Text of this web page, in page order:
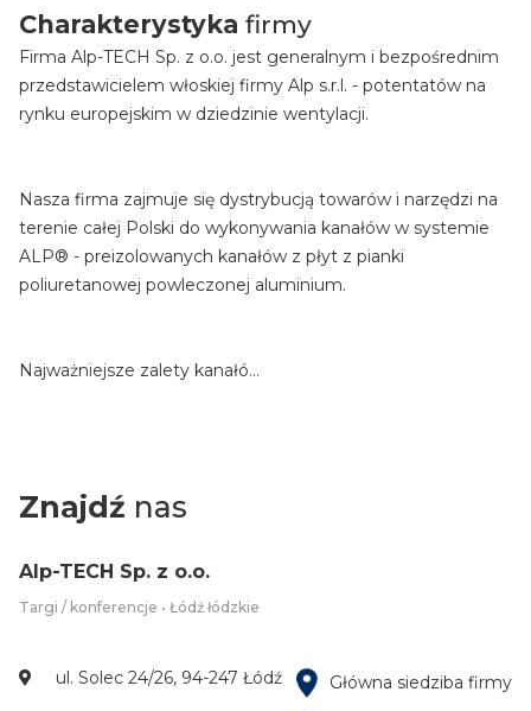
Charakterystyka firmy
Firma Alp-TECH Sp. z o.o. jest generalnym i bezpośrednim
przedstawicielem włoskiej firmy Alp s.r.l. - potentatów na
rynku europejskim w dziedzinie wentylacji.
Nasza firma zajmuje się dystrybucją towarów i narzędzi na
terenie całej Polski do wykonywania kanałów w systemie
ALP® - preizolowanych kanałów z płyt z pianki
poliuretanowej powleczonej aluminium.
Najważniejsze zalety kanałó...
Znajdź nas
Alp-TECH Sp. z o.o.
Targi / konferencje • Łódź łódzkie
ul. Solec 24/26, 94-247 Łódź Główna siedziba firmy